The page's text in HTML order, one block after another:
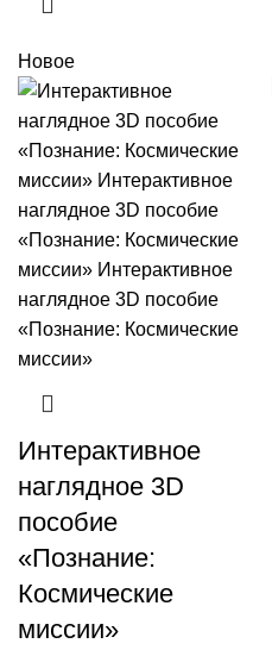
Новое
Интерактивное
наглядное 3D
пособие
«Познание:
Космические
миссии»